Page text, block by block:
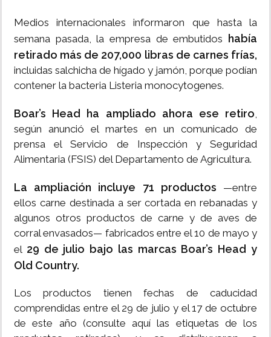
Medios internacionales informaron que hasta la
semana pasada, la empresa de embutidos había
retirado más de 207,000 libras de carnes frías,
incluidas salchicha de hígado y jamón, porque podían
contener la bacteria Listeria monocytogenes.
Boar’s Head ha ampliado ahora ese retiro,
según anunció el martes en un comunicado de
prensa el Servicio de Inspección y Seguridad
Alimentaria (FSIS) del Departamento de Agricultura.
La ampliación incluye 71 productos —entre
ellos carne destinada a ser cortada en rebanadas y
algunos otros productos de carne y de aves de
corral envasados— fabricados entre el 10 de mayo y
el 29 de julio bajo las marcas Boar’s Head y
Old Country.
Los productos tienen fechas de caducidad
comprendidas entre el 29 de julio y el 17 de octubre
de este año (consulte aquí las etiquetas de los